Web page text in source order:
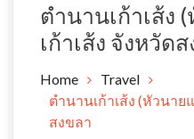
ตำนานเก้าเส้ง
เก้าเส้ง จังหวัด
Home
Travel
ตำนานเก้าเส้ง (หัวนาย
สงขลา